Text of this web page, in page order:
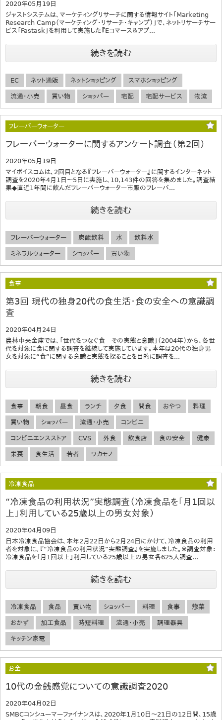
2020年05月19日
ジャストシステムは、マーケティングリサーチに関する情報サイト「Marketing
Research Camp（マーケティング・リサーチ・キャンプ）」で、ネットリサーチサー
ビス「Fastask」を利用して実施した『Eコマース＆アプ...
続きを読む
EC ネット通販 ネットショッピング スマホショッピング
流通・小売 買い物 ショッパー 宅配 宅配サービス 物流
フレーバーウォーター
フレーバーウォーターに関するアンケート調査（第2回）
2020年05月19日
マイボイスコムは、2回目となる『フレーバーウォーター』に関するインターネット
調査を2020年4月1日～5日に実施し、10,143件の回答を集めました。調査結
果◆直近1年間に飲んだフレーバーウォーター市販のフレーバ...
続きを読む
フレーバーウォーター 炭酸飲料 水 飲料水
ミネラルウォーター ショッパー 買い物
食事
第3回 現代の独身20代の食生活・食の安全への意識調
査
2020年04月24日
農林中央金庫では、「世代をつなぐ食 その実態と意識」（2004年）から、各世
代を対象に食に関する調査を継続して実施しています。本年は20代の独身男
女を対象に“食”に関する意識と実態を探ることを目的に調査を...
続きを読む
食事 朝食 昼食 ランチ 夕食 間食 おやつ 料理
買い物 ショッパー 流通・小売 コンビニ
コンビニエンスストア CVS 外食 飲食店 食の安全 健康
栄養 食生活 若者 ワカモノ
冷凍食品
“冷凍食品の利用状況”実態調査（冷凍食品を「月1回以
上」利用している25歳以上の男女対象）
2020年04月09日
日本冷凍食品協会は、本年2月22日から2月24日にかけて、冷凍食品の利用
者を対象に、『“冷凍食品の利用状況”実態調査』を実施しました。※調査対象：
冷凍食品を「月1回以上」利用している25歳以上の男女各625人調査...
続きを読む
冷凍食品 食品 買い物 ショッパー 料理 食事 惣菜
おかず 加工食品 時短料理 流通・小売 調理器具
キッチン家電
お金
10代の金銭感覚についての意識調査2020
2020年04月02日
SMBCコンシューマーファイナンスは、2020年1月10日～21日の12日間、15歳